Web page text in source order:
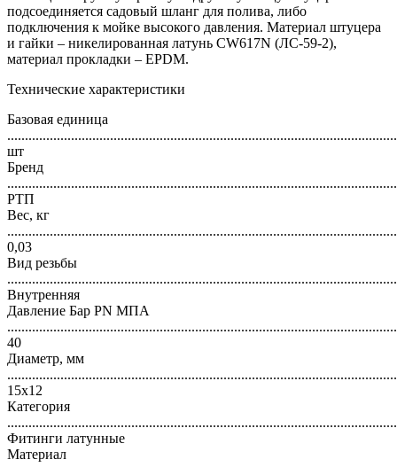
подсоединяется садовый шланг для полива, либо
подключения к мойке высокого давления. Материал штуцера
и гайки – никелированная латунь CW617N (ЛС-59-2),
материал прокладки – EPDM.
Технические характеристики
Базовая единица
шт
Бренд
РТП
Вес, кг
0,03
Вид резьбы
Внутренняя
Давление Бар PN МПА
40
Диаметр, мм
15х12
Категория
Фитинги латунные
Материал